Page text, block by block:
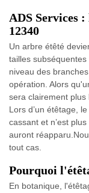
ADS Services
12340
Un arbre étêté
tailles
niveau des
opération. Alors
sera clairement plus
Lors d’un étêtage,
cassant et n’est
auront
tout cas.
Pourquoi
En botanique,